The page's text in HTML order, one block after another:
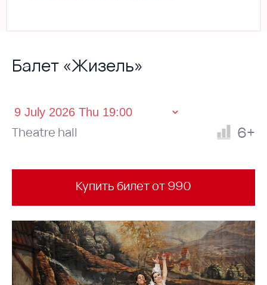
Балет «Жизель»
Theatre hall 6+
Купить билет от 990